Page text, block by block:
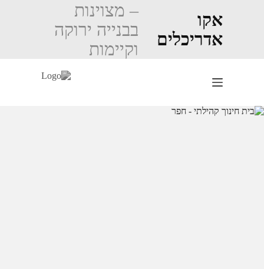
אקו
אדריכלים
– מצוינות
בבנייה ירוקה
וקיימות